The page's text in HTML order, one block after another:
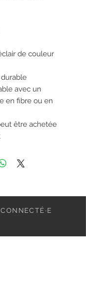
de couleur
avec un
en fibre ou en
être achetée